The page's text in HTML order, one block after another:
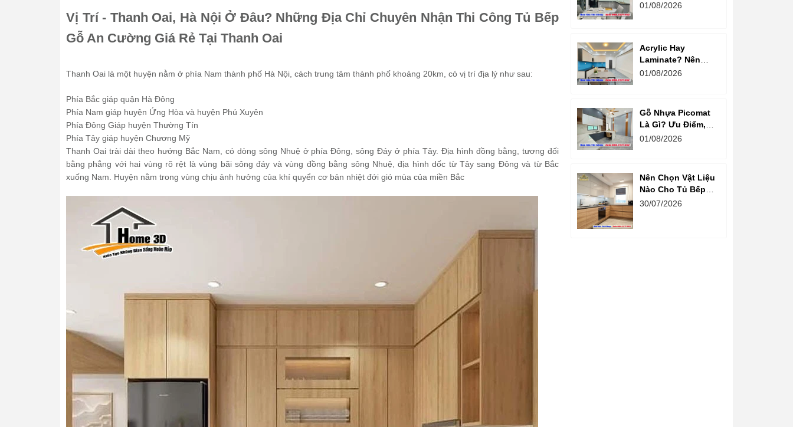
Vị Trí - Thanh Oai, Hà Nội Ở Đâu? Những Địa Chỉ Chuyên Nhận Thi Công Tủ Bếp
Gỗ An Cường Giá Rẻ Tại Thanh Oai
Thanh Oai là một huyện nằm ở phía Nam thành phố Hà Nội, cách trung tâm thành phố khoảng 20km, có vị trí địa lý như sau:
Phía Bắc giáp quận Hà Đông
Phía Nam giáp huyện Ứng Hòa và huyện Phú Xuyên
Phía Đông Giáp huyện Thường Tín
Phía Tây giáp huyện Chương Mỹ
Thanh Oai trài dài theo hướng Bắc Nam, có dòng sông Nhuệ ở phía Đông, sông Đáy ở phía Tây. Địa hình đồng bằng, tương đối
bằng phẳng với hai vùng rõ rệt là vùng bãi sông đáy và vùng đồng bằng sông Nhuệ, địa hình dốc từ Tây sang Đông và từ Bắc
xuống Nam. Huyện nằm trong vùng chịu ảnh hưởng của khí quyển cơ bản nhiệt đới gió mùa của miền Bắc
Dương cam kết
01/08/2026
Acrylic Hay
Laminate? Nên
Chọn Loại Nào
01/08/2026
Gỗ Nhựa Picomat
Là Gì? Ưu Điểm,
Nhược Điểm Và
01/08/2026
Nên Chọn Vật Liệu
Nào Cho Tủ Bếp
Chung Cư?
30/07/2026